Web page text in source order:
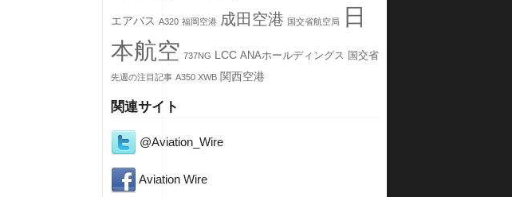
エアバス A320 福岡空港 成田空港 国交省航空局
日
本航空 737NG LCC ANAホールディングス 国交省
先週の注目記事 A350 XWB 関西空港
関連サイト
@Aviation_Wire
Aviation Wire